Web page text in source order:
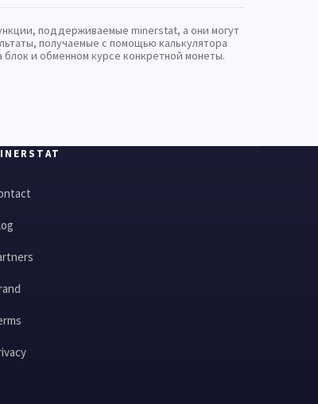
поддерживаемые minerstat, а они могут
получаемые с помощью калькулятора
и обменном курсе конкретной монеты.